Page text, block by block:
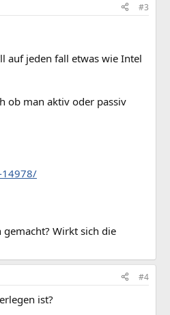
#3
auf jeden fall etwas wie Intel
ob man aktiv oder passiv
14978/
Wirkt sich die
#4
ist?